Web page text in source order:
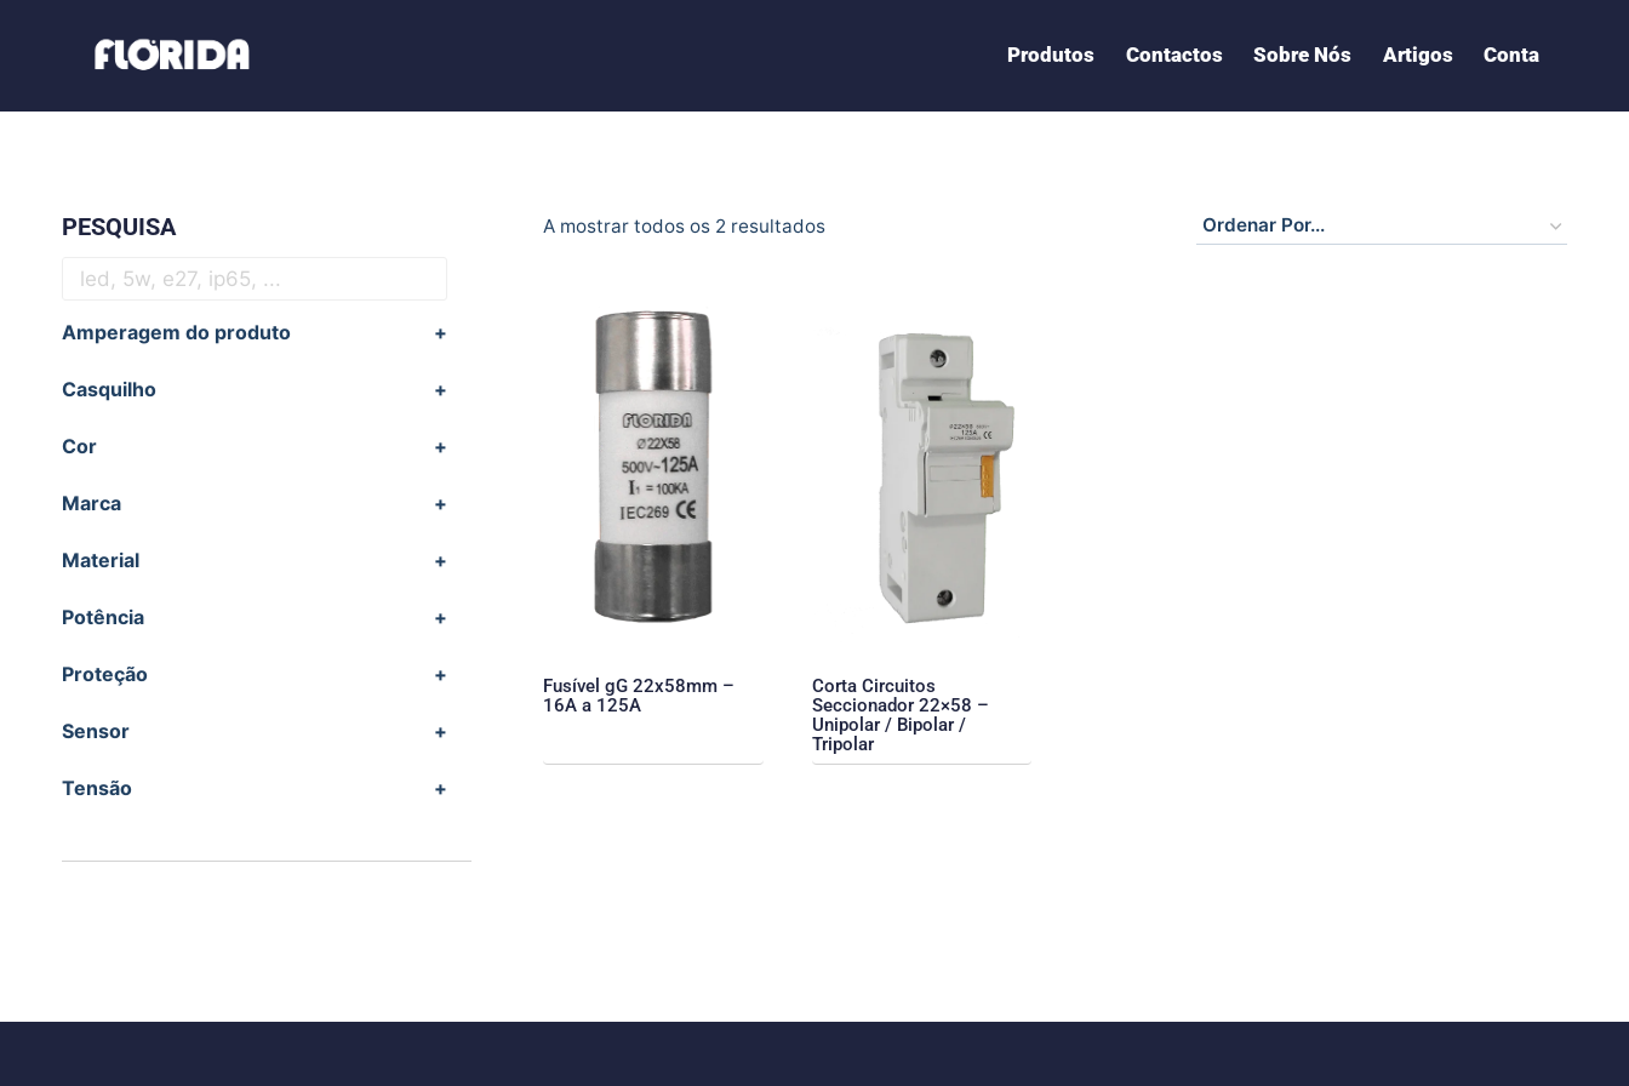
Produtos Contactos Sobre Nós Artigos Conta
A mostrar todos os 2 resultados
Fusível gG 22x58mm –
16A a 125A
Corta Circuitos
Seccionador 22×58 –
Unipolar / Bipolar /
Tripolar
PESQUISA
Amperagem do produto +
Casquilho +
Cor +
Marca +
Material +
Potência +
Proteção +
Sensor +
Tensão +